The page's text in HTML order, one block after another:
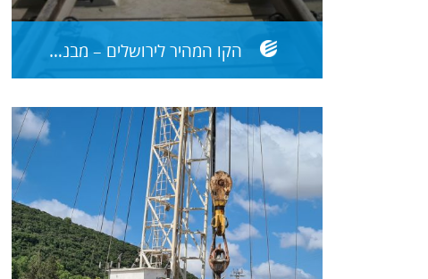
הקו המהיר לירושלים – מבנה עליון